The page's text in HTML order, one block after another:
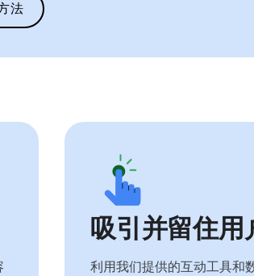
法
吸引并留住用
利用我们提供的互动工具和